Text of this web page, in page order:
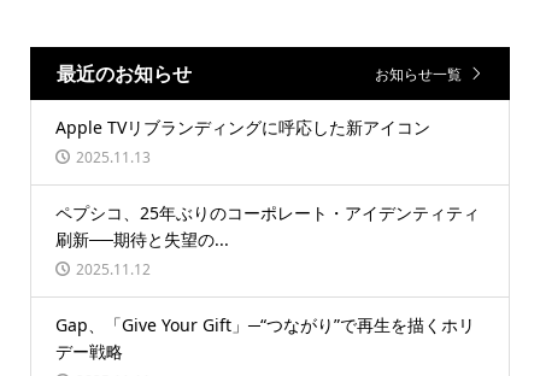
最近のお知らせ お知らせ一覧
Apple TVリブランディングに呼応した新アイコン
2025.11.13
ペプシコ、25年ぶりのコーポレート・アイデンティティ
刷新──期待と失望の...
2025.11.12
Gap、「Give Your Gift」─“つながり”で再生を描くホリ
デー戦略